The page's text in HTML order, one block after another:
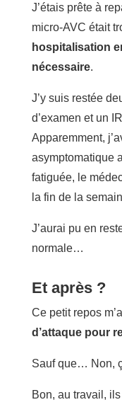
J’étais prête à
micro-AVC était
hospitalisation
nécessaire.
J’y suis restée
d’examen et un
Apparemment,
asymptomatique
fatiguée, le
la fin de la
J’aurai pu en
normale…
Et après ?
Ce petit repos
d’attaque pour
Sauf que… Non,
Bon, au travail,